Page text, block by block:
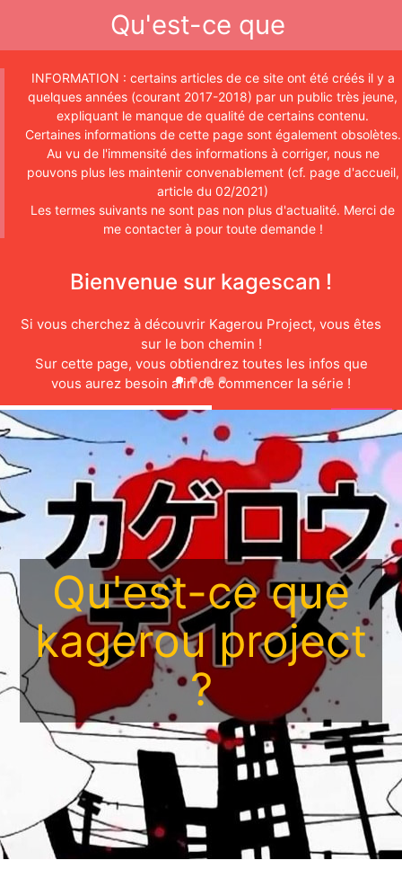
Qu'est-ce que
Kagerou
Project?
INFORMATION : certains articles de ce site ont été créés il y a
quelques années (courant 2017-2018) par un public très jeune,
expliquant le manque de qualité de certains contenu.
Certaines informations de cette page sont également obsolètes.
Au vu de l'immensité des informations à corriger, nous ne
pouvons plus les maintenir convenablement (cf. page d'accueil,
article du 02/2021)
Les termes suivants ne sont pas non plus d'actualité. Merci de
me contacter à pour toute demande !
Bienvenue sur kagescan !
Si vous cherchez à découvrir Kagerou Project, vous êtes
sur le bon chemin !
Sur cette page, vous obtiendrez toutes les infos que
vous aurez besoin afin de commencer la série !
Passez votre souris sur des termes écrits avec un
fond rosé
pour afficher leurs commentaires/définitions.
Qu'est-ce que
kagerou project
?